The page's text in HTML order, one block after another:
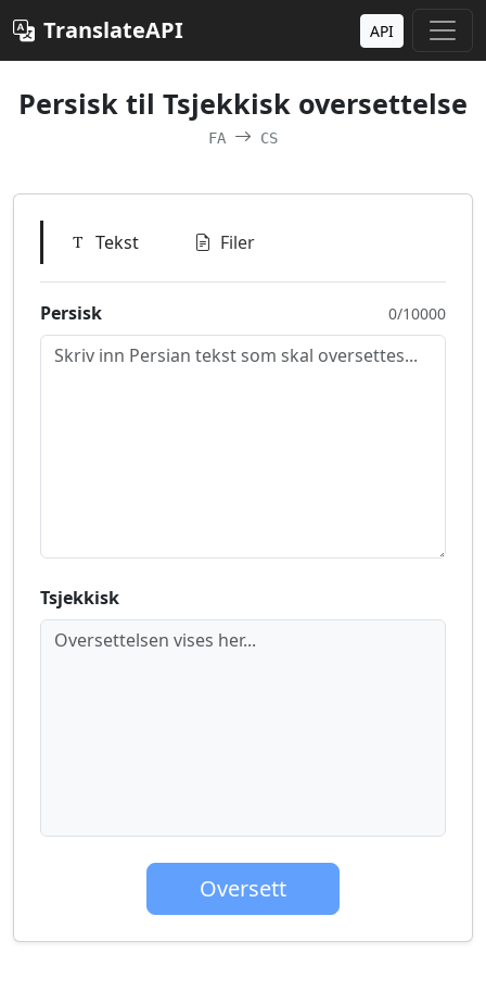
TranslateAPI API
Persisk til Tsjekkisk oversettelse
FA CS
Tekst Filer
Persisk 0/10000
Tsjekkisk
Oversettelsen vises her...
Oversett